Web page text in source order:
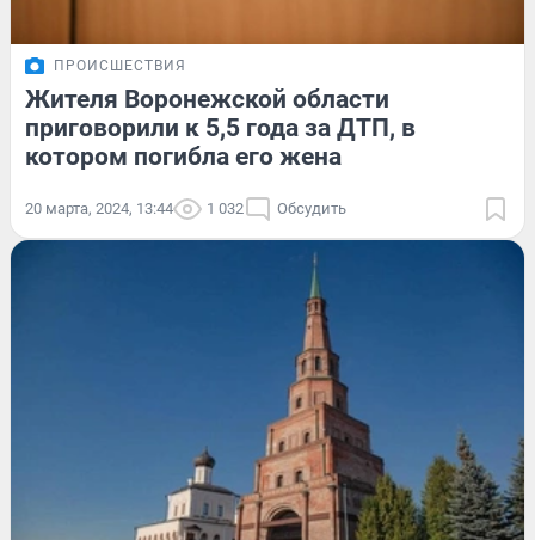
ПРОИСШЕСТВИЯ
Жителя Воронежской области
приговорили к 5,5 года за ДТП, в
котором погибла его жена
20 марта, 2024, 13:44 1 032 Обсудить